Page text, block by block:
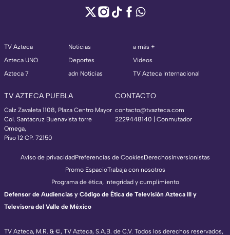
TV Azteca
Azteca UNO
Azteca 7
Noticias
Deportes
adn Noticias
a más +
Videos
TV Azteca Internacional
TV AZTECA PUEBLA
Calz Zavaleta 1108, Plaza Centro Mayor
Col. Santacruz Buenavista torre
Omega,
Piso 12 CP. 72150
CONTACTO
contacto@tvazteca.com
2229448140 | Conmutador
TV Azteca, M.R. & ©, TV Azteca, S.A.B. de C.V. Todos los derechos reservados,
Aviso de privacidadPreferencias de CookiesDerechosInversionistas
Promo EspacioTrabaja con nosotros
Programa de ética, integridad y cumplimiento
Defensor de Audiencias y Código de Ética de Televisión Azteca III y
Televisora del Valle de México